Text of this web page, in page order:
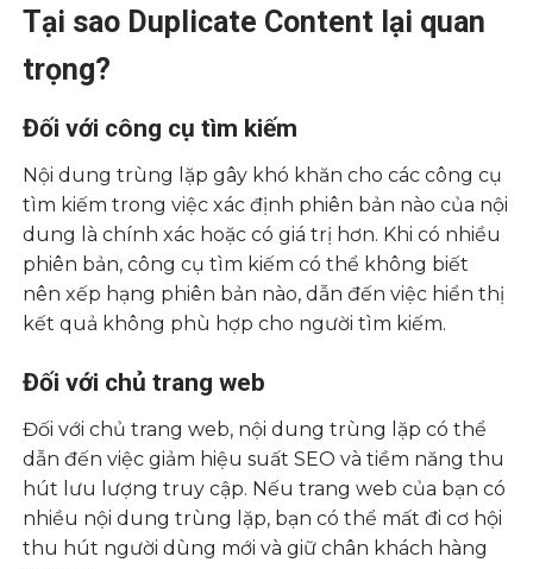
Tại sao Duplicate Content lại quan
trọng?
Đối với công cụ tìm kiếm
Nội dung trùng lặp gây khó khăn cho các công cụ
tìm kiếm trong việc xác định phiên bản nào của nội
dung là chính xác hoặc có giá trị hơn. Khi có nhiều
phiên bản, công cụ tìm kiếm có thể không biết
nên xếp hạng phiên bản nào, dẫn đến việc hiển thị
kết quả không phù hợp cho người tìm kiếm.
Đối với chủ trang web
Đối với chủ trang web, nội dung trùng lặp có thể
dẫn đến việc giảm hiệu suất SEO và tiềm năng thu
hút lưu lượng truy cập. Nếu trang web của bạn có
nhiều nội dung trùng lặp, bạn có thể mất đi cơ hội
thu hút người dùng mới và giữ chân khách hàng